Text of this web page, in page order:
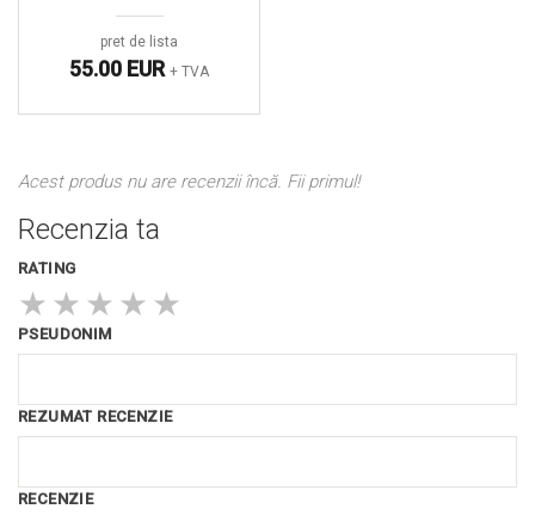
pret de lista
55.00 EUR + TVA
Acest produs nu are recenzii încă. Fii primul!
Recenzia ta
RATING
★ ★ ★ ★ ★
PSEUDONIM
REZUMAT RECENZIE
RECENZIE